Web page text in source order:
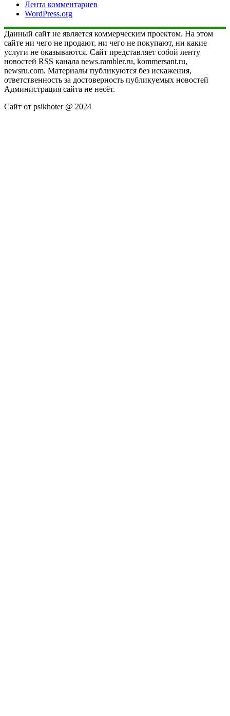
Лента комментариев
WordPress.org
Данный сайт не является коммерческим проектом. На этом
сайте ни чего не продают, ни чего не покупают, ни какие
услуги не оказываются. Сайт представляет собой ленту
новостей RSS канала news.rambler.ru, kommersant.ru,
newsru.com. Материалы публикуются без искажения,
ответственность за достоверность публикуемых новостей
Администрация сайта не несёт.
Сайт от psikhoter @ 2024